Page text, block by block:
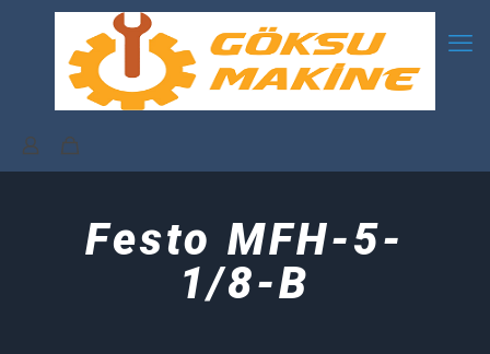
Festo MFH-5-
1/8-B